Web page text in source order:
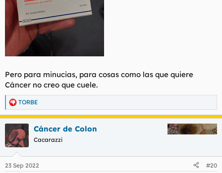
Pero para minucias, para cosas como las que quiere
Cáncer no creo que cuele.
R
e
a
c
i
e
TORBE
Cáncer de Colon
Cacarazzi
23 Sep 2022 #20